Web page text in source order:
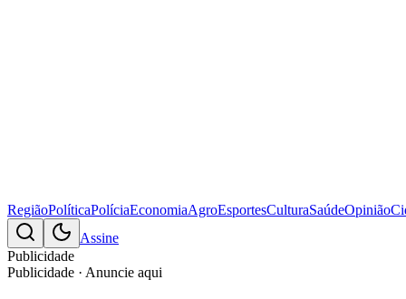
RegiãoPolíticaPolíciaEconomiaAgroEsportesCulturaSaúdeOpinião
Assine
Publicidade
Publicidade · Anuncie aqui